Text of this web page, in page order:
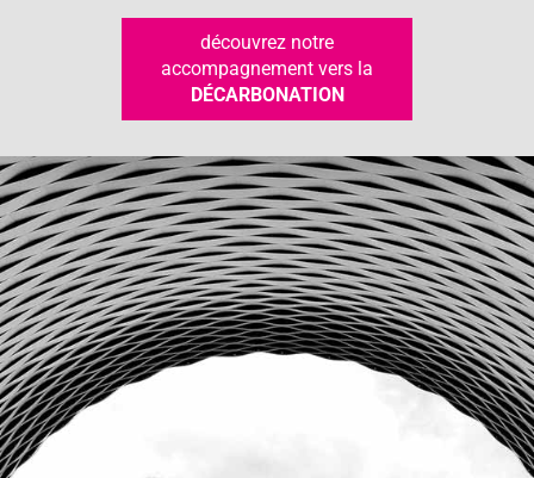
découvrez notre
accompagnement vers la
DÉCARBONATION